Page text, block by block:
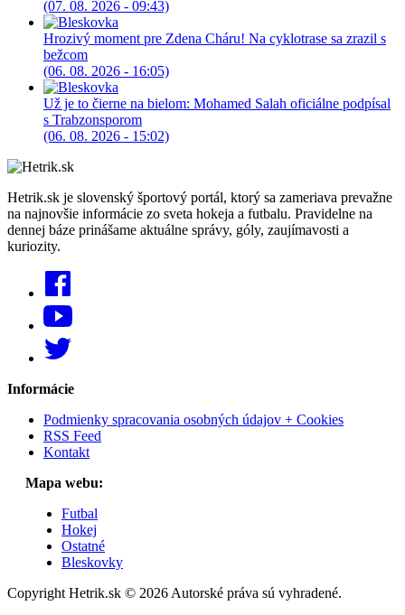
(07. 08. 2026 - 09:43)
Hrozivý moment pre Zdena Cháru! Na cyklotrase sa zrazil s
bežcom
(06. 08. 2026 - 16:05)
Už je to čierne na bielom: Mohamed Salah oficiálne podpísal
s Trabzonsporom
(06. 08. 2026 - 15:02)
Hetrik.sk je slovenský športový portál, ktorý sa zameriava prevažne
na najnovšie informácie zo sveta hokeja a futbalu. Pravidelne na
dennej báze prinášame aktuálne správy, góly, zaujímavosti a
kuriozity.
Informácie
Podmienky spracovania osobných údajov + Cookies
RSS Feed
Kontakt
Mapa webu:
Futbal
Hokej
Ostatné
Bleskovky
Copyright Hetrik.sk © 2026 Autorské práva sú vyhradené.